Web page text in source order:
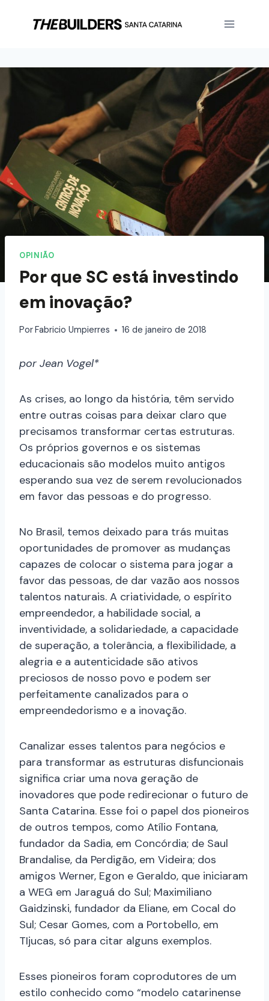
OPINIÃO
Por que SC está investindo
em inovação?
PorFabricio Umpierres 16 de janeiro de 2018
por Jean Vogel*
As crises, ao longo da história, têm servido
entre outras coisas para deixar claro que
precisamos transformar certas estruturas.
Os próprios governos e os sistemas
educacionais são modelos muito antigos
esperando sua vez de serem revolucionados
em favor das pessoas e do progresso.
No Brasil, temos deixado para trás muitas
oportunidades de promover as mudanças
capazes de colocar o sistema para jogar a
favor das pessoas, de dar vazão aos nossos
talentos naturais. A criatividade, o espírito
empreendedor, a habilidade social, a
inventividade, a solidariedade, a capacidade
de superação, a tolerância, a flexibilidade, a
alegria e a autenticidade são ativos
preciosos de nosso povo e podem ser
perfeitamente canalizados para o
empreendedorismo e a inovação.
Canalizar esses talentos para negócios e
para transformar as estruturas disfuncionais
significa criar uma nova geração de
inovadores que pode redirecionar o futuro de
Santa Catarina. Esse foi o papel dos pioneiros
de outros tempos, como Atílio Fontana,
fundador da Sadia, em Concórdia; de Saul
Brandalise, da Perdigão, em Videira; dos
amigos Werner, Egon e Geraldo, que iniciaram
a WEG em Jaraguá do Sul; Maximiliano
Gaidzinski, fundador da Eliane, em Cocal do
Sul; Cesar Gomes, com a Portobello, em
TIjucas, só para citar alguns exemplos.
Esses pioneiros foram coprodutores de um
estilo conhecido como “modelo catarinense